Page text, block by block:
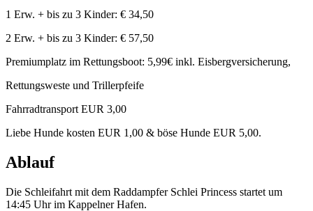
1 Erw. + bis zu 3 Kinder: € 34,50
2 Erw. + bis zu 3 Kinder: € 57,50
Premiumplatz im Rettungsboot: 5,99€ inkl. Eisbergversicherung,
Rettungsweste und Trillerpfeife
Fahrradtransport EUR 3,00
Liebe Hunde kosten EUR 1,00 & böse Hunde EUR 5,00.
Ablauf
Die Schleifahrt mit dem Raddampfer Schlei Princess startet um
14:45 Uhr im Kappelner Hafen.